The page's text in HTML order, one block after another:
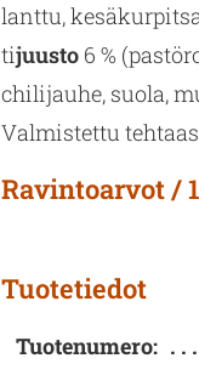
lant­tu,
tijuus­to 6 %
chi­li­jau­he, suola,
Val­mis­tet­tu
Ravintoarvot /
Tuotetiedot
Tuotenumero: